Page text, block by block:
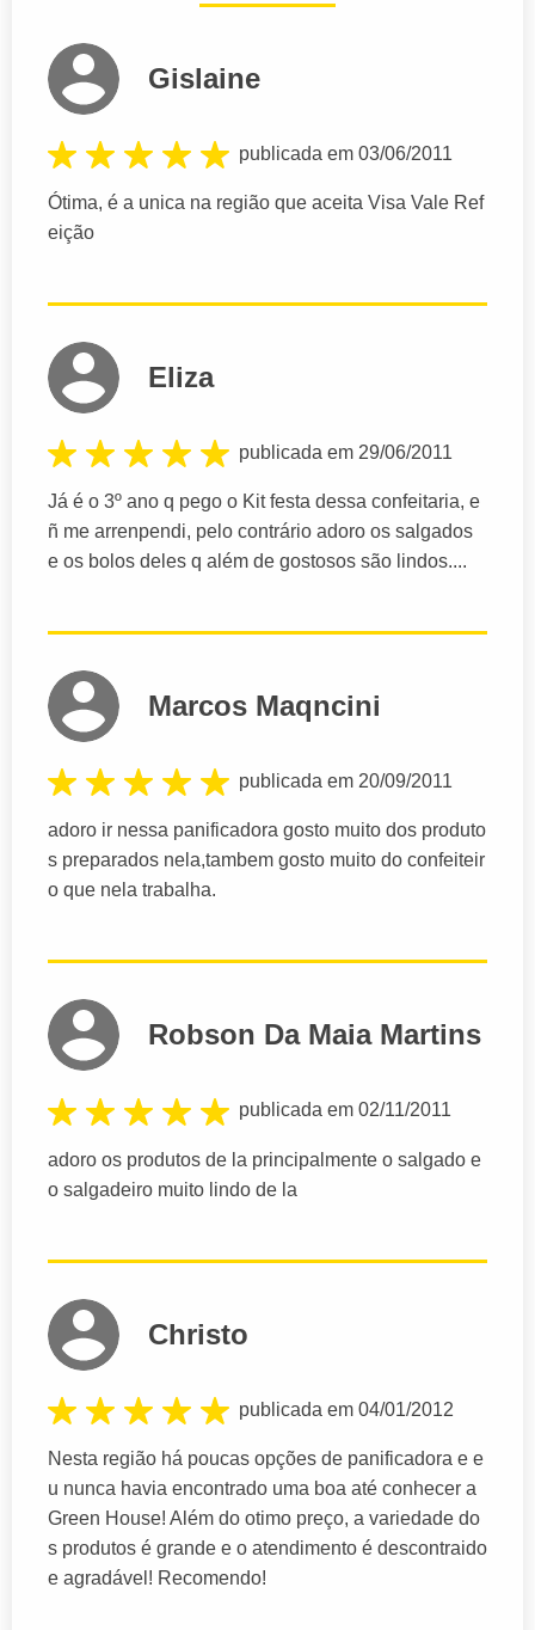
Gislaine
publicada em 03/06/2011
Ótima, é a unica na região que aceita Visa Vale Ref
eição
Eliza
publicada em 29/06/2011
Já é o 3º ano q pego o Kit festa dessa confeitaria, e
ñ me arrenpendi, pelo contrário adoro os salgados
e os bolos deles q além de gostosos são lindos....
Marcos Maqncini
publicada em 20/09/2011
adoro ir nessa panificadora gosto muito dos produto
s preparados nela,tambem gosto muito do confeiteir
o que nela trabalha.
Robson Da Maia Martins
publicada em 02/11/2011
adoro os produtos de la principalmente o salgado e
o salgadeiro muito lindo de la
Christo
publicada em 04/01/2012
Nesta região há poucas opções de panificadora e e
u nunca havia encontrado uma boa até conhecer a
Green House! Além do otimo preço, a variedade do
s produtos é grande e o atendimento é descontraido
e agradável! Recomendo!